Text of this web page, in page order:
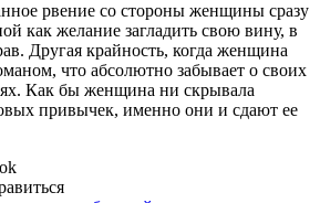
рвение со стороны женщины сразу
как желание загладить свою вину, в
Другая крайность, когда женщина
что абсолютно забывает о своих
Как бы женщина ни скрывала
привычек, именно они и сдают ее